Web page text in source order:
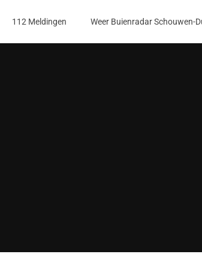
112 Meldingen Weer Buienradar Schouwen-